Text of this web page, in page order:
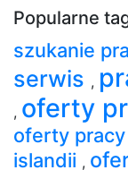
Popularne
szukanie
serwis ,
, oferty
oferty
islandii ,